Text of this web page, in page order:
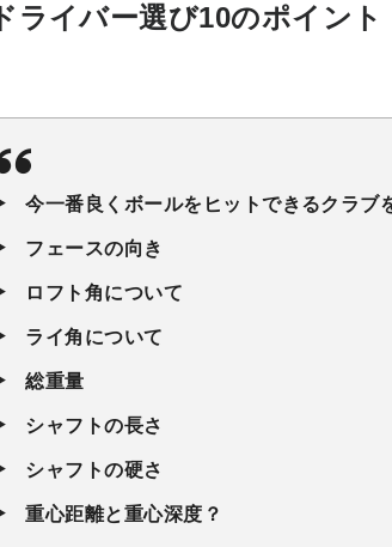
ドライバー選び10のポイント
今一番良くボールをヒットできるクラブ
フェースの向き
ロフト角について
ライ角について
総重量
シャフトの長さ
シャフトの硬さ
重心距離と重心深度？